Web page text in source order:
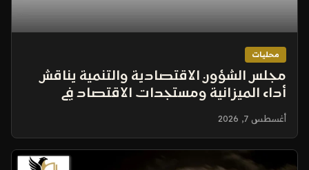
محليات
مجلس الشؤون الاقتصادية والتنمية يناقش
أداء الميزانية ومستجدات الاقتصاد في
اجتماعه الدوري
أغسطس 7, 2026